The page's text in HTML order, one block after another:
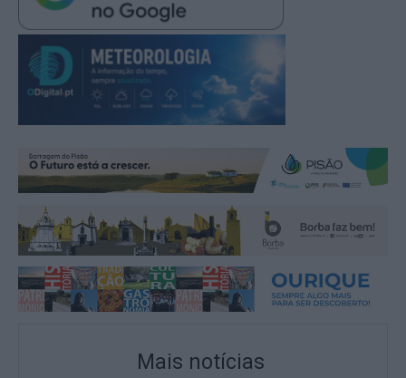
Mais notícias